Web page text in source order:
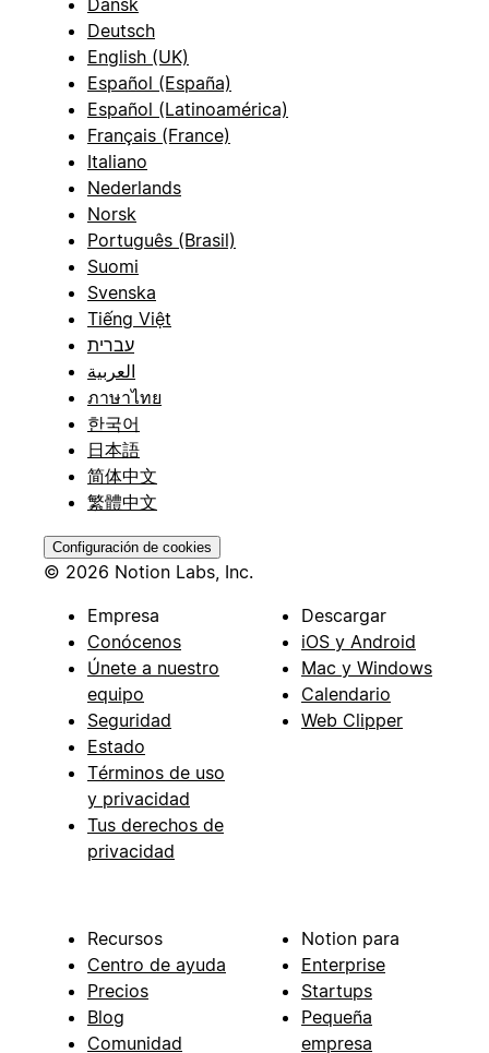
Dansk
Deutsch
English (UK)
Español (España)
Español (Latinoamérica)
Français (France)
Italiano
Nederlands
Norsk
Português (Brasil)
Suomi
Svenska
Tiếng Việt
עברית
العربية
ภาษาไทย
한국어
日本語
简体中文
繁體中文
Configuración de cookies
© 2026 Notion Labs, Inc.
Empresa
Conócenos
Únete a nuestro
equipo
Seguridad
Estado
Términos de uso
y privacidad
Tus derechos de
privacidad
Descargar
iOS y Android
Mac y Windows
Calendario
Web Clipper
Recursos
Centro de ayuda
Precios
Blog
Comunidad
Notion para
Enterprise
Startups
Pequeña
empresa